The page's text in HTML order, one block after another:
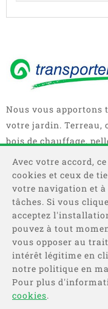
Nous vous apportons
votre jardin. Terreau,
bois de chauffage,
en sacs, big bag ou
Catégories
Information
Avec votre accord,
cookies et ceux de
votre navigation et à
tâches. Si vous
acceptez
pouvez à tout
vous opposer au
intérêt légitime en
notre politique en
Pour plus
cookies.